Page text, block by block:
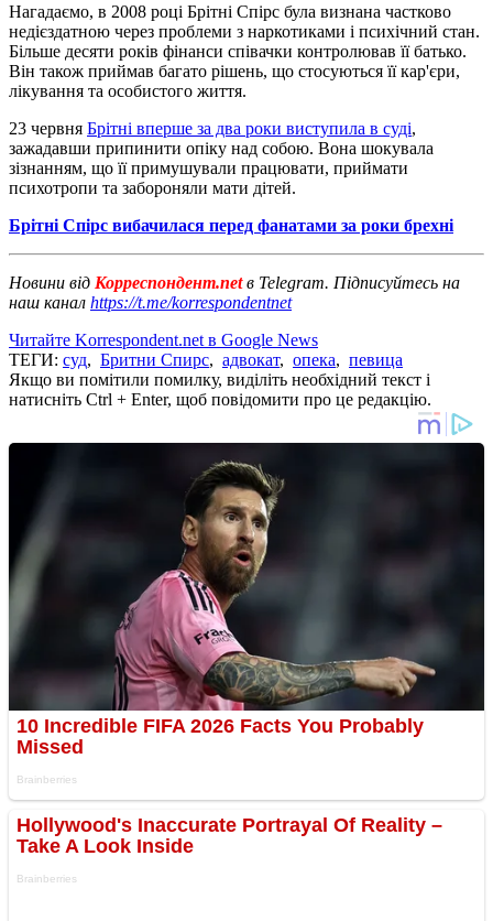
Нагадаємо, в 2008 році Брітні Спірс була визнана частково
недієздатною через проблеми з наркотиками і психічний стан.
Більше десяти років фінанси співачки контролював її батько.
Він також приймав багато рішень, що стосуються її кар'єри,
лікування та особистого життя.
23 червня Брітні вперше за два роки виступила в суді,
зажадавши припинити опіку над собою. Вона шокувала
зізнанням, що її примушували працювати, приймати
психотропи та забороняли мати дітей.
Брітні Спірс вибачилася перед фанатами за роки брехні
Новини від Корреспондент.netв Telegram. Підписуйтесь на
наш канал https://t.me/korrespondentnet
Читайте Korrespondent.net в Google News
ТЕГИ: суд, Бритни Спирс, адвокат, опека, певица
Якщо ви помітили помилку, виділіть необхідний текст і
натисніть Ctrl + Enter, щоб повідомити про це редакцію.